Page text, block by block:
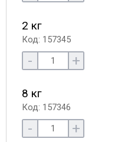
2 кг
Код: 157345
- +
8 кг
Код: 157346
- +